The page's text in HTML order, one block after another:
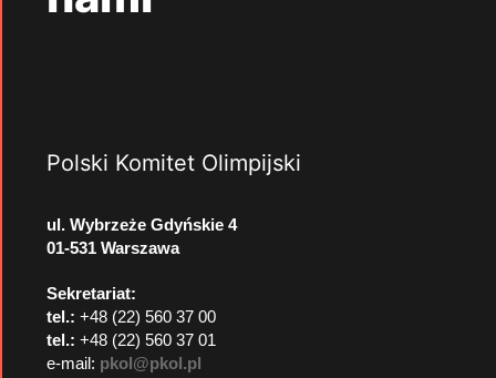
Polski Komitet Olimpijski
ul. Wybrzeże Gdyńskie 4
01-531 Warszawa
Sekretariat:
tel.: +48 (22) 560 37 00
tel.: +48 (22) 560 37 01
e-mail: pkol@pkol.pl